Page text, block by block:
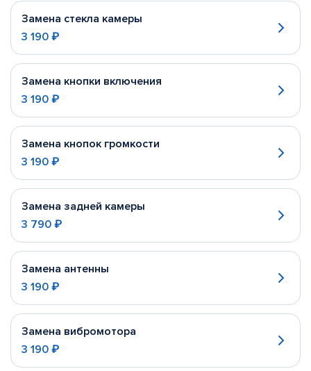
Замена стекла камеры
3 190 ₽
Замена кнопки включения
3 190 ₽
Замена кнопок громкости
3 190 ₽
Замена задней камеры
3 790 ₽
Замена антенны
3 190 ₽
Замена вибромотора
3 190 ₽